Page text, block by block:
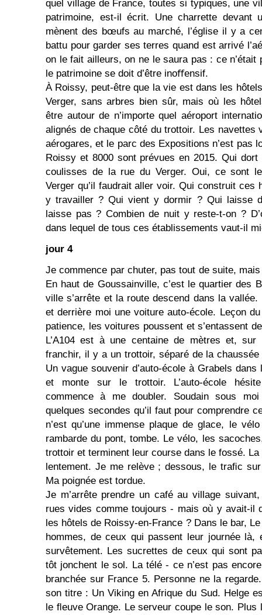
quel village de France, toutes si typiques, une
patrimoine, est-il écrit. Une charrette devant
mènent des bœufs au marché, l’église il y a
battu pour garder ses terres quand est arrivé
on le fait ailleurs, on ne le saura pas : ce
le patrimoine se doit d’être inoﬀensif.
À Roissy, peut-être que la vie est dans les
Verger, sans arbres bien sûr, mais où les
être autour de n’importe quel aéroport
alignés de chaque côté du trottoir. Les navettes
aérogares, et le parc des Expositions n’est pas
Roissy et 8000 sont prévues en 2015. Qui
coulisses de la rue du Verger. Oui, ce sont
Verger qu’il faudrait aller voir. Qui construit ces
y travailler ? Qui vient y dormir ? Qui laisse
laisse pas ? Combien de nuit y reste-t-on ?
dans lequel de tous ces établissements vaut-il
jour 4
Je commence par chuter, pas tout de suite,
En haut de Goussainville, c’est le quartier des
ville s’arrête et la route descend dans la
et derrière moi une voiture auto-école. Leçon
patience, les voitures poussent et s’entassent
L’A104 est à une centaine de mètres et,
franchir, il y a un trottoir, séparé de la
Un vague souvenir d’auto-école à Grabels dans
et monte sur le trottoir. L’auto-école
commence à me doubler. Soudain sous
quelques secondes qu’il faut pour comprendre
n’est qu’une immense plaque de glace, le
rambarde du pont, tombe. Le vélo, les
trottoir et terminent leur course dans le fossé.
lentement. Je me relève ; dessous, le traﬁc
Ma poignée est tordue.
Je m’arrête prendre un café au village
rues vides comme toujours - mais où y avait-il
les hôtels de Roissy-en-France ? Dans le bar,
hommes, de ceux qui passent leur journée là,
survêtement. Les sucrettes de ceux qui sont
tôt jonchent le sol. La télé - ce n’est pas
branchée sur France 5. Personne ne la
son titre : Un Viking en Afrique du Sud. Helge
le ﬂeuve Orange. Le serveur coupe le son. Plus